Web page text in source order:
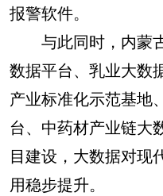
报警软件。
与此同时，内蒙
数据平台、乳业大数
产业标准化示范基地
台、中药材产业链大
目建设，大数据对现
用稳步提升。